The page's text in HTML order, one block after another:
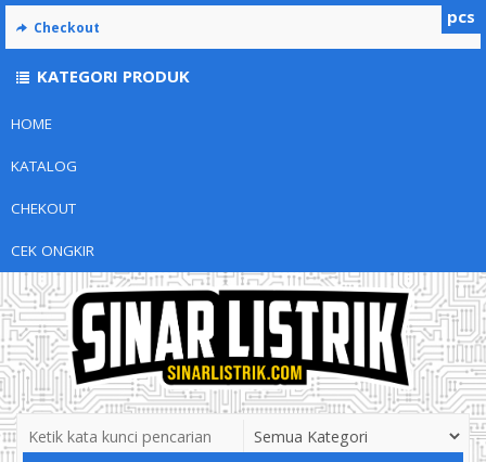
HOME
KATALOG
CHEKOUT
CEK ONGKIR
pcs
Checkout
KATEGORI PRODUK